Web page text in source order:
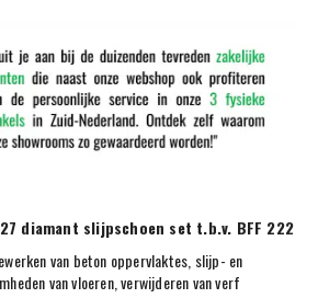
diamant slijpschoen set t.b.v. BFF 222
van beton oppervlaktes, slijp- en
van vloeren, verwijderen van verf